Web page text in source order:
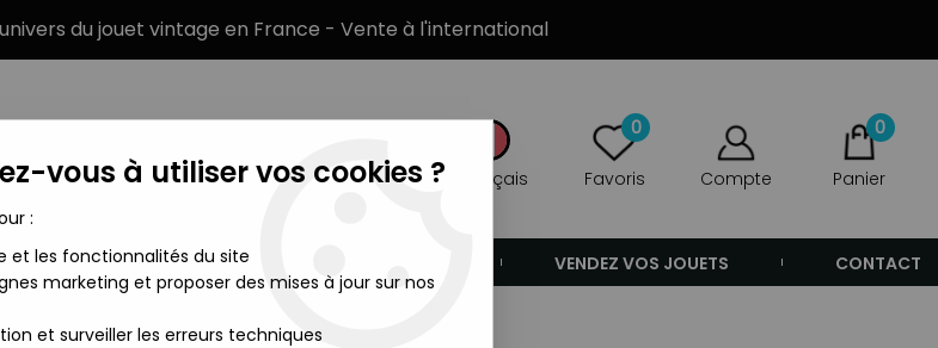
du jouet vintage en France - Vente à l'international
Français
0
Favoris Compte
0
Panier
TYPE DE PRODUIT VENDEZ VOS JOUETS CONTACT
vous à utiliser vos cookies ?
:
et les fonctionnalités du site
marketing et proposer des mises à jour sur nos
et surveiller les erreurs techniques